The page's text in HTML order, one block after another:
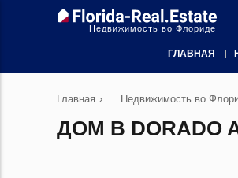
Недвижимость во Флориде
ГЛАВНАЯ
Главная › Недвижимость во
ДОМ В DORADO